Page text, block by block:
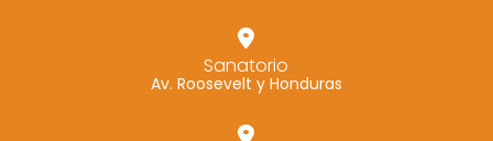
Sanatorio
Av. Roosevelt y Honduras